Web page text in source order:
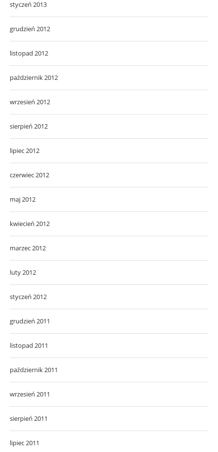
styczeń 2013
grudzień 2012
listopad 2012
październik 2012
wrzesień 2012
sierpień 2012
lipiec 2012
czerwiec 2012
maj 2012
kwiecień 2012
marzec 2012
luty 2012
styczeń 2012
grudzień 2011
listopad 2011
październik 2011
wrzesień 2011
sierpień 2011
lipiec 2011